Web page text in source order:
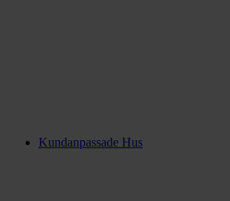
Kundanpassade Hus